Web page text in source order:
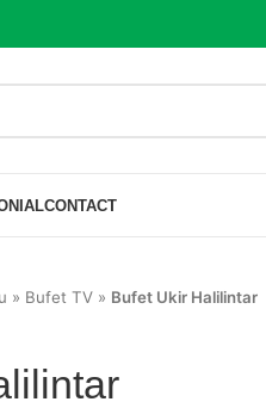
CONTACT
» Bufet TV » Bufet Ukir Halilintar